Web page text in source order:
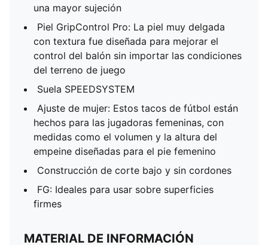
una mayor sujeción
Piel GripControl Pro: La piel muy delgada
con textura fue diseñada para mejorar el
control del balón sin importar las condiciones
del terreno de juego
Suela SPEEDSYSTEM
Ajuste de mujer: Estos tacos de fútbol están
hechos para las jugadoras femeninas, con
medidas como el volumen y la altura del
empeine diseñadas para el pie femenino
Construcción de corte bajo y sin cordones
FG: Ideales para usar sobre superficies
firmes
MATERIAL DE INFORMACIÓN